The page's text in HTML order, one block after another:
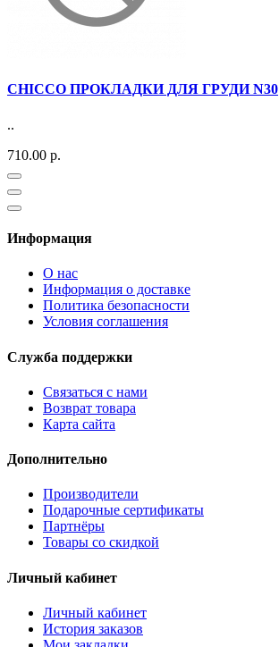
CHICCO ПРОКЛАДКИ ДЛЯ ГРУДИ N30
..
710.00 р.
Информация
О нас
Информация о доставке
Политика безопасности
Условия соглашения
Служба поддержки
Связаться с нами
Возврат товара
Карта сайта
Дополнительно
Производители
Подарочные сертификаты
Партнёры
Товары со скидкой
Личный кабинет
Личный кабинет
История заказов